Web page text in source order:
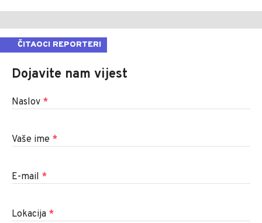
ČITAOCI REPORTERI
Dojavite nam vijest
Naslov *
Vaše ime *
E-mail *
Lokacija *